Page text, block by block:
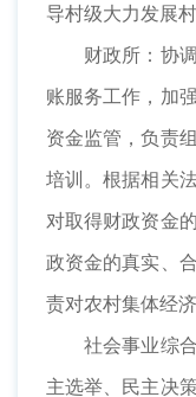
导村级大力发展
财政所：协调
账服务工作，加
资金监管，负责
培训。根据相关
对取得财政资金
政资金的真实、
责对农村集体经
社会事业综合
主选举、民主决